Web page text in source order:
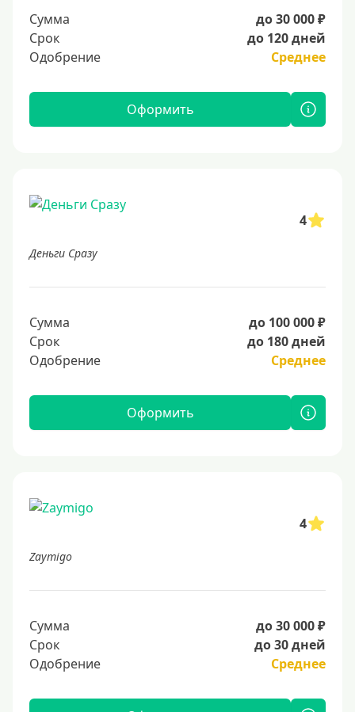
Сумма
до 30 000 ₽
Срок
до 120 дней
Одобрение
Среднее
Оформить
4
Деньги Сразу
Сумма
до 100 000 ₽
Срок
до 180 дней
Одобрение
Среднее
Оформить
4
Zaymigo
Сумма
до 30 000 ₽
Срок
до 30 дней
Одобрение
Среднее